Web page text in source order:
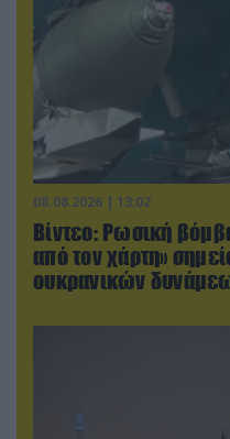
08.08.2026 | 13:02
Βίντεο: Ρωσική
από τον χάρτη»
ουκρανικών